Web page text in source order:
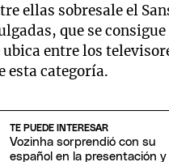
ellas sobresale el
que se consigue
entre los
esta categoría.
TE PUEDE INTERESAR
Vozinha sorprendió con su
español en la presentación y